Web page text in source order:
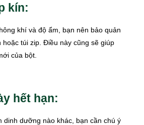
kín:
khí và độ ẩm, bạn nên bảo quản
hoặc túi zip. Điều này cũng sẽ giúp
của bột.
hết hạn:
dinh dưỡng nào khác, bạn cần chú ý